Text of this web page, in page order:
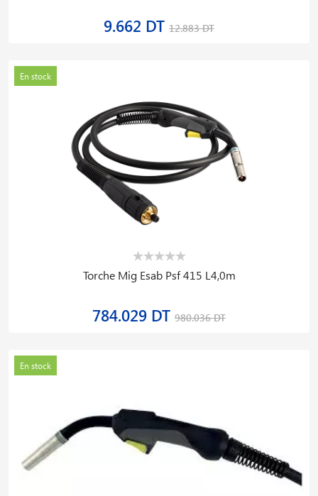
9.662 DT 12.883 DT
En stock
Torche Mig Esab Psf 415 L4,0m
784.029 DT 980.036 DT
En stock